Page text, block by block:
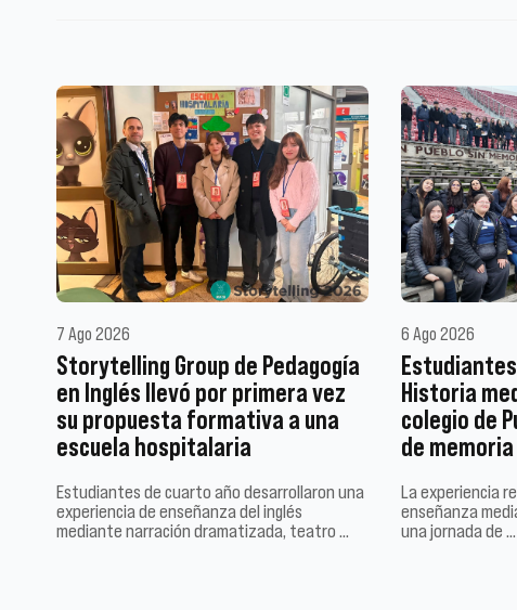
7 Ago 2026
Storytelling Group de Pedagogía
en Inglés llevó por primera vez
su propuesta formativa a una
escuela hospitalaria
Estudiantes de cuarto año desarrollaron una
experiencia de enseñanza del inglés
mediante narración dramatizada, teatro …
6 Ago 2026
Historia
colegio de
de
La experiencia
enseñanza
una jornada de …